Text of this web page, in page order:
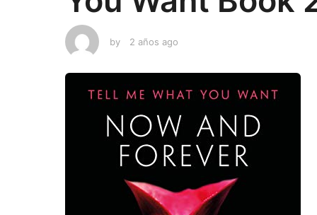
by 2 años ago
s
g